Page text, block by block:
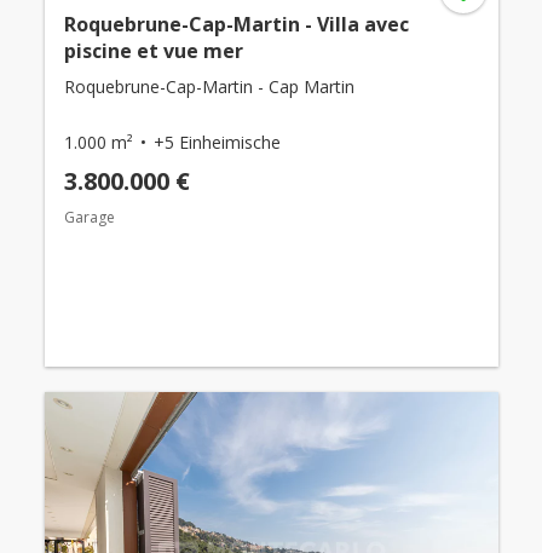
Roquebrune-Cap-Martin - Villa avec
piscine et vue mer
Roquebrune-Cap-Martin - Cap Martin
1.000 m² +5 Einheimische
3.800.000 €
Garage